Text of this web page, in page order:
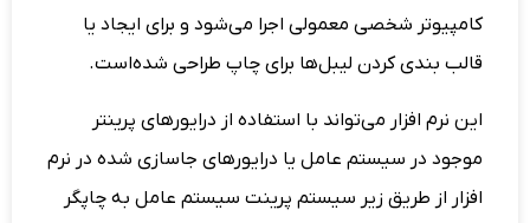
کامپیوتر شخصی معمولی اجرا می‌شود و برای ایجاد یا
قالب بندی کردن لیبل‌ها برای چاپ طراحی شده‌است.
این نرم افزار می‌تواند با استفاده از درایورهای پرینتر
موجود در سیستم عامل یا درایورهای جاسازی شده در نرم
افزار از طریق زیر سیستم پرینت سیستم عامل به چاپگر